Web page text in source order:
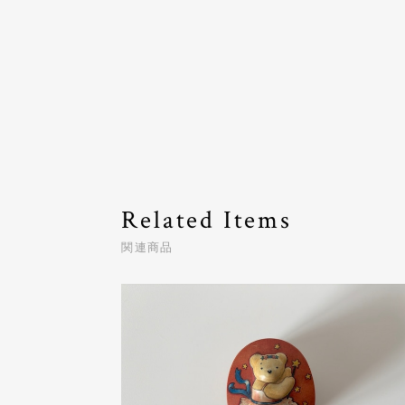
Related Items
関連商品